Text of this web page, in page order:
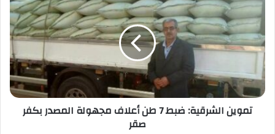
الشرقية:
ضبط
طن
أعلاف
مجهولة
المصدر
بكفر
صقر
تموين الشرقية: ضبط 7 طن أعلاف مجهولة المصدر بكفر
صقر